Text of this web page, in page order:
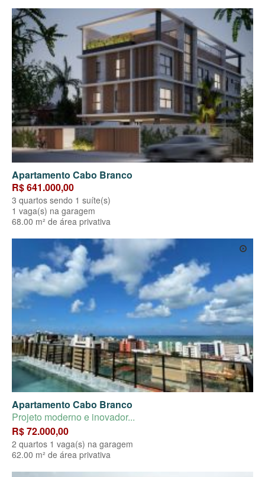
Apartamento Cabo Branco
R$ 641.000,00
3 quartos sendo 1 suíte(s)
1 vaga(s) na garagem
68.00 m² de área privativa
Apartamento Cabo Branco
Projeto moderno e inovador...
R$ 72.000,00
2 quartos 1 vaga(s) na garagem
62.00 m² de área privativa